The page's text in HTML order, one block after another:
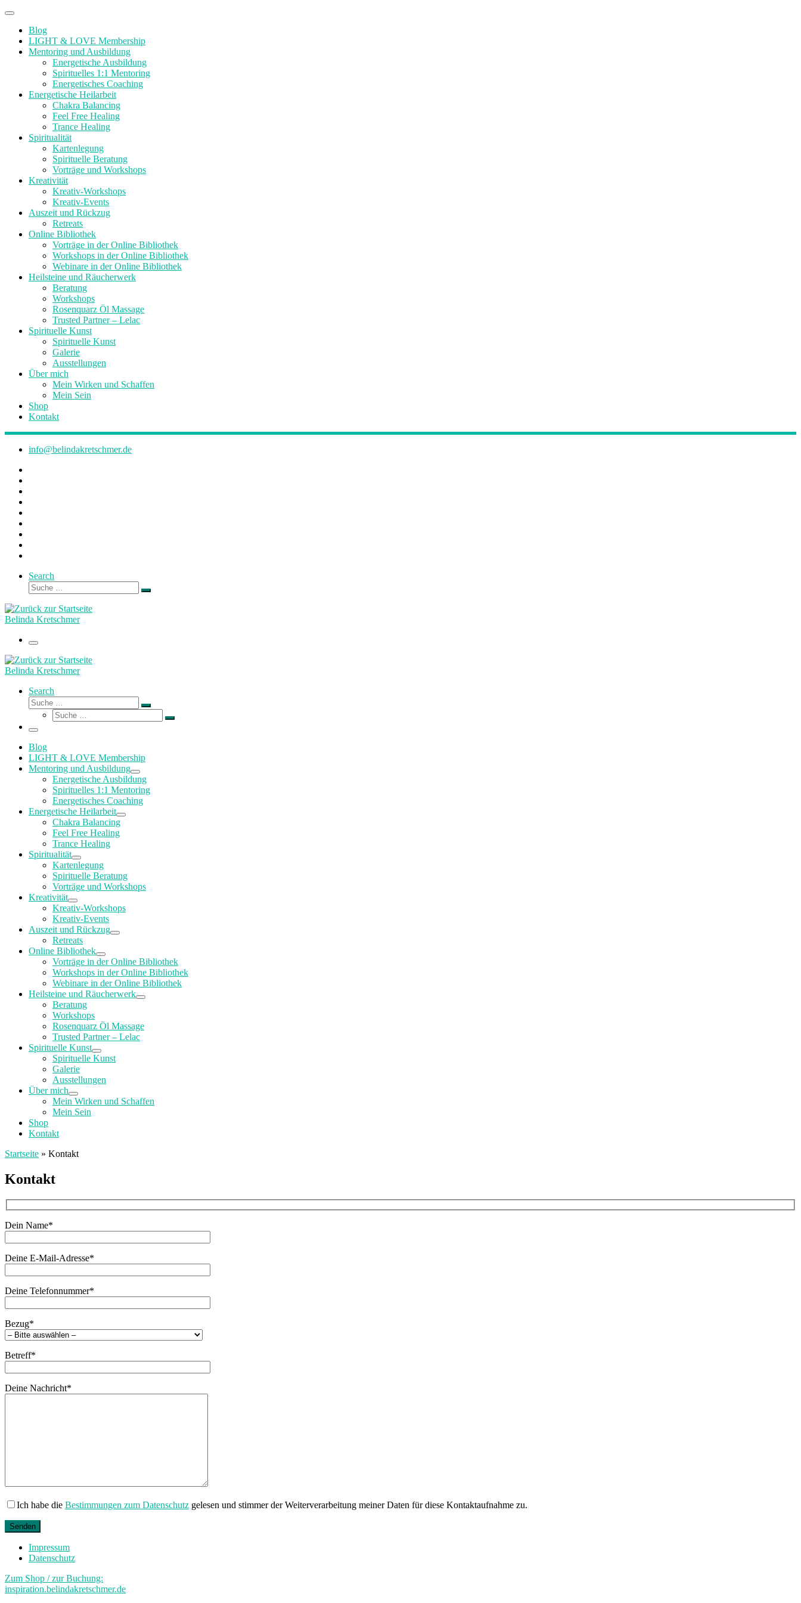
Zum
springen
Menü
Blog
LIGHT & LOVE Membership
Mentoring und Ausbildung
Energetische Ausbildung
Spirituelles 1:1 Mentoring
Energetisches Coaching
Energetische Heilarbeit
Chakra Balancing
Feel Free Healing
Trance Healing
Spiritualität
Kartenlegung
Spirituelle Beratung
Vorträge und Workshops
Kreativität
Kreativ-Workshops
Kreativ-Events
Auszeit und Rückzug
Retreats
Online Bibliothek
Vorträge in der Online Bibliothek
Workshops in der Online Bibliothek
Webinare in der Online Bibliothek
Heilsteine und Räucherwerk
Beratung
Workshops
Rosenquarz Öl Massage
Trusted Partner – Lelac
Spirituelle Kunst
Spirituelle Kunst
Galerie
Ausstellungen
Über mich
Mein Wirken und Schaffen
Mein Sein
Shop
Kontakt
info@belindakretschmer.de
Search
Suche
Suche
Belinda Kretschmer
Menü
Belinda Kretschmer
Search
Suche
Suche
Suche
Suche
Menü
Blog
LIGHT & LOVE Membership
Mentoring und Ausbildung
Energetische Ausbildung
Spirituelles 1:1 Mentoring
Energetisches Coaching
Energetische Heilarbeit
Chakra Balancing
Feel Free Healing
Trance Healing
Spiritualität
Kartenlegung
Spirituelle Beratung
Vorträge und Workshops
Kreativität
Kreativ-Workshops
Kreativ-Events
Auszeit und Rückzug
Retreats
Online Bibliothek
Vorträge in der Online Bibliothek
Workshops in der Online Bibliothek
Webinare in der Online Bibliothek
Heilsteine und Räucherwerk
Beratung
Workshops
Rosenquarz Öl Massage
Trusted Partner – Lelac
Spirituelle Kunst
Spirituelle Kunst
Galerie
Ausstellungen
Über mich
Mein Wirken und Schaffen
Mein Sein
Shop
Kontakt
Startseite » Kontakt
Kontakt
Dein Name*
Deine E-Mail-Adresse*
Deine Telefonnummer*
Bezug*
Betreff*
Deine Nachricht*
Bitte lasse dieses Feld leer.
Ich habe die Bestimmungen zum Datenschutz gelesen und stimmer der Weiterverarbeitung meiner Daten für diese Kontaktaufnahme zu.
Impressum
Datenschutz
Zum Shop / zur Buchung:
inspiration.belindakretschmer.de